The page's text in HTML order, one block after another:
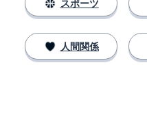
スポーツ
人間関係